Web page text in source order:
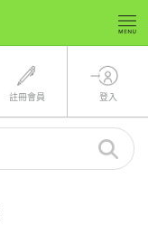
註冊會員 登入